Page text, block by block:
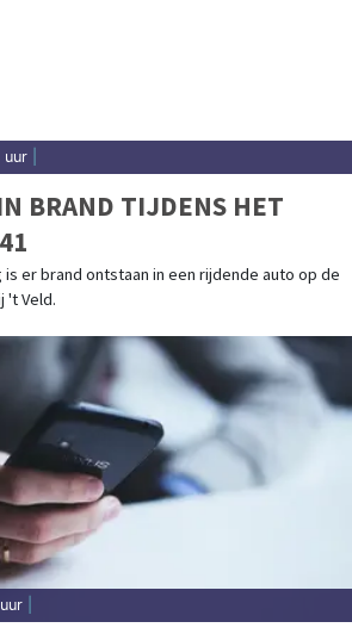
uur
BRAND TIJDENS HET
is er brand ontstaan in een rijdende auto op de
't Veld.